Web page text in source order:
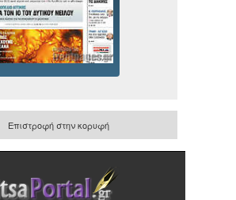
Επιστροφή στην κορυφή